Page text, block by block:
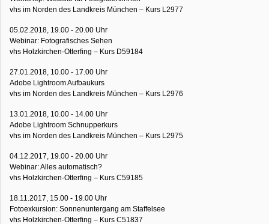
vhs im Norden des Landkreis München – Kurs L2977
05.02.2018, 19.00 - 20.00 Uhr
Webinar: Fotografisches Sehen
vhs Holzkirchen-Otterfing – Kurs D59184
27.01.2018, 10.00 - 17.00 Uhr
Adobe Lightroom Aufbaukurs
vhs im Norden des Landkreis München – Kurs L2976
13.01.2018, 10.00 - 14.00 Uhr
Adobe Lightroom Schnupperkurs
vhs im Norden des Landkreis München – Kurs L2975
04.12.2017, 19.00 - 20.00 Uhr
Webinar: Alles automatisch?
vhs Holzkirchen-Otterfing – Kurs C59185
18.11.2017, 15.00 - 19.00 Uhr
Fotoexkursion: Sonnenuntergang am Staffelsee
vhs Holzkirchen-Otterfing – Kurs C51837